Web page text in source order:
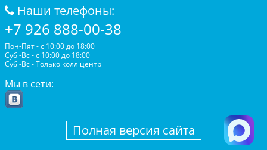
Наши телефоны:
+7 926 888-00-38
Пон-Пят - с 10:00 до 18:00
Суб -Вс - с 10:00 до 18:00
Суб -Вс - Только колл центр
Мы в сети:
Полная версия сайта